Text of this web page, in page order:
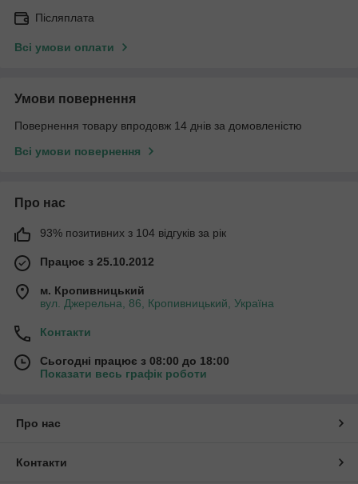
Післяплата
Всі умови оплати
Умови повернення
Повернення товару впродовж 14 днів за домовленістю
Всі умови повернення
Про нас
93% позитивних з 104 відгуків за рік
Працює з 25.10.2012
м. Кропивницький
вул. Джерельна, 86, Кропивницький, Україна
Контакти
Сьогодні працює з 08:00 до 18:00
Показати весь графік роботи
Про нас
Контакти